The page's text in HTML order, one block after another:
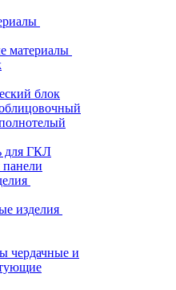
материалы
блок
для ГКЛ
изделия
чердачные и